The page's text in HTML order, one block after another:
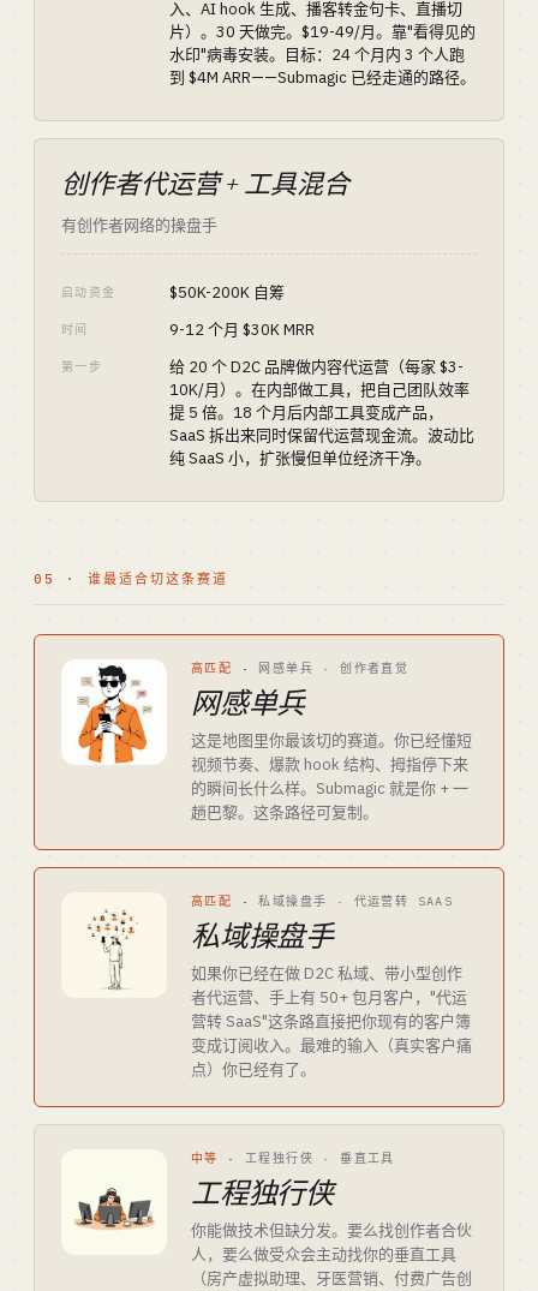
入、AI hook 生成、播客转金句卡、直播切
片）。30 天做完。$19-49/月。靠"看得见的
水印"病毒安装。目标：24 个月内 3 个人跑
到 $4M ARR——Submagic 已经走通的路径。
创作者代运营 + 工具混合
有创作者网络的操盘手
启动资金 $50K-200K 自筹
时间 9-12 个月 $30K MRR
第一步
给 20 个 D2C 品牌做内容代运营（每家 $3-
10K/月）。在内部做工具，把自己团队效率
提 5 倍。18 个月后内部工具变成产品，
SaaS 拆出来同时保留代运营现金流。波动比
纯 SaaS 小，扩张慢但单位经济干净。
05 · 谁最适合切这条赛道
高匹配 · 网感单兵 · 创作者直觉
网感单兵
这是地图里你最该切的赛道。你已经懂短
视频节奏、爆款 hook 结构、拇指停下来
的瞬间长什么样。Submagic 就是你 + 一
趟巴黎。这条路径可复制。
高匹配 ·私域操盘手 · 代运营转 SAAS
私域操盘手
如果你已经在做 D2C 私域、带小型创作
者代运营、手上有 50+ 包月客户，"代运
营转 SaaS"这条路直接把你现有的客户簿
变成订阅收入。最难的输入（真实客户痛
点）你已经有了。
中等 ·工程独行侠 · 垂直工具
工程独行侠
你能做技术但缺分发。要么找创作者合伙
人，要么做受众会主动找你的垂直工具
（房产虚拟助理、牙医营销、付费广告创